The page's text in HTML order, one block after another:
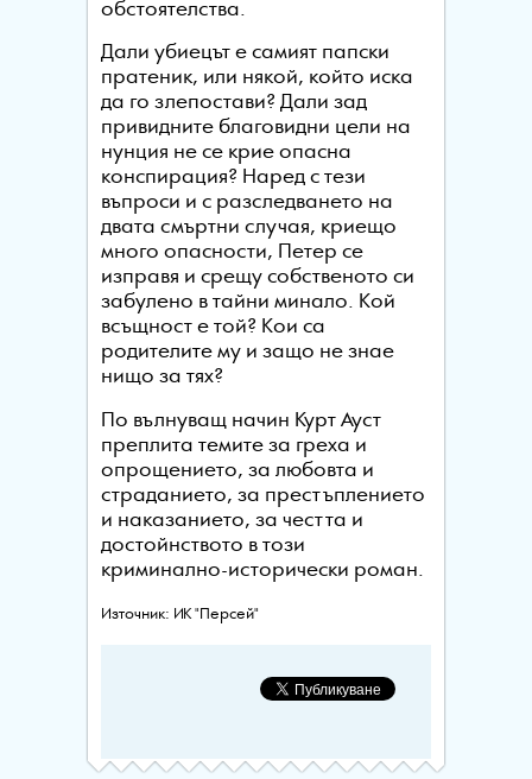
обстоятелства.
Дали убиецът е самият папски
пратеник, или някой, който иска
да го злепостави? Дали зад
привидните благовидни цели на
нунция не се крие опасна
конспирация? Наред с тези
въпроси и с разследването на
двата смъртни случая, криещо
много опасности, Петер се
изправя и срещу собственото си
забулено в тайни минало. Кой
всъщност е той? Кои са
родителите му и защо не знае
нищо за тях?
По вълнуващ начин Курт Ауст
преплита темите за греха и
опрощението, за любовта и
страданието, за престъплението
и наказанието, за честта и
достойнството в този
криминално-исторически роман.
Източник: ИК "Персей"